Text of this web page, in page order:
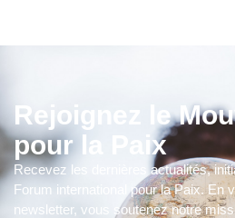
Rejoignez le
pour la Paix
Recevez les dernières actualités,
Forum international pour la Paix. En
newsletter, vous soutenez notre